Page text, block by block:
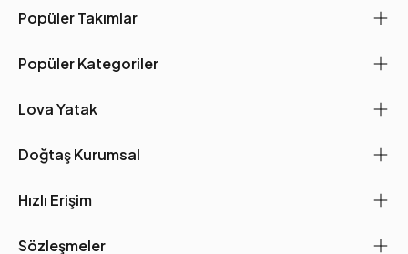
Popüler Takımlar
Popüler Kategoriler
Lova Yatak
Doğtaş Kurumsal
Hızlı Erişim
Sözleşmeler